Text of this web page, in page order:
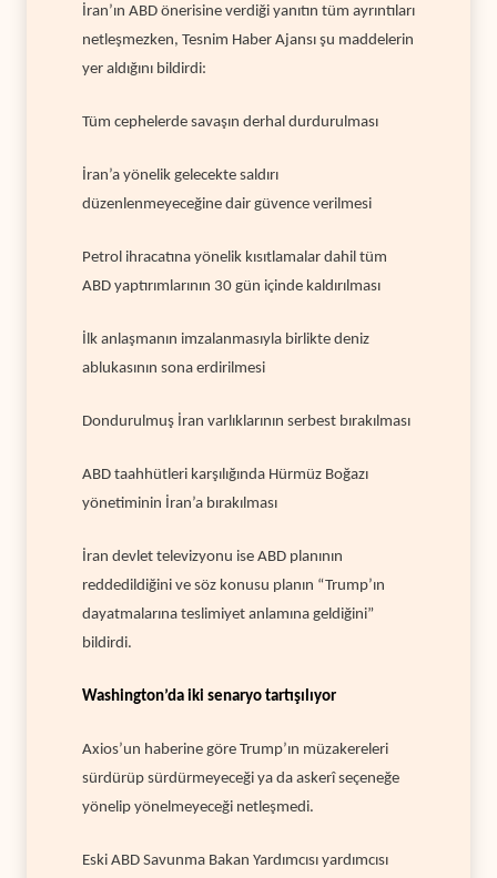
İran’ın ABD önerisine verdiği yanıtın tüm ayrıntıları
netleşmezken, Tesnim Haber Ajansı şu maddelerin
yer aldığını bildirdi:
Tüm cephelerde savaşın derhal durdurulması
İran’a yönelik gelecekte saldırı
düzenlenmeyeceğine dair güvence verilmesi
Petrol ihracatına yönelik kısıtlamalar dahil tüm
ABD yaptırımlarının 30 gün içinde kaldırılması
İlk anlaşmanın imzalanmasıyla birlikte deniz
ablukasının sona erdirilmesi
Dondurulmuş İran varlıklarının serbest bırakılması
ABD taahhütleri karşılığında Hürmüz Boğazı
yönetiminin İran’a bırakılması
İran devlet televizyonu ise ABD planının
reddedildiğini ve söz konusu planın “Trump’ın
dayatmalarına teslimiyet anlamına geldiğini”
bildirdi.
Washington’da iki senaryo tartışılıyor
Axios’un haberine göre Trump’ın müzakereleri
sürdürüp sürdürmeyeceği ya da askerî seçeneğe
yönelip yönelmeyeceği netleşmedi.
Eski ABD Savunma Bakan Yardımcısı yardımcısı